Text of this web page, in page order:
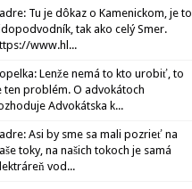
Tu je dôkaz o Kamenickom, je to
tak ako celý Smer.
www.hl...
Lenže nemá to kto urobiť, to
ten problém. O advokátoch
Advokátska k...
Asi by sme sa mali pozrieť na
toky, na našich tokoch je samá
vod...